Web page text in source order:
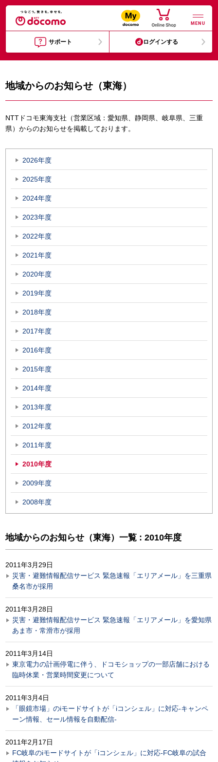
MENU
サポート ログインする
地域からのお知らせ（東海）
NTTドコモ東海支社（営業区域：愛知県、静岡県、岐阜県、三重
県）からのお知らせを掲載しております。
2026年度
2025年度
2024年度
2023年度
2022年度
2021年度
2020年度
2019年度
2018年度
2017年度
2016年度
2015年度
2014年度
2013年度
2012年度
2011年度
2010年度
2009年度
2008年度
地域からのお知らせ（東海）一覧 : 2010年度
2011年3月29日
災害・避難情報配信サービス 緊急速報「エリアメール」を三重県
桑名市が採用
2011年3月28日
災害・避難情報配信サービス 緊急速報「エリアメール」を愛知県
あま市・常滑市が採用
2011年3月14日
東京電力の計画停電に伴う、ドコモショップの一部店舗における
臨時休業・営業時間変更について
2011年3月4日
「眼鏡市場」のiモードサイトが「iコンシェル」に対応-キャンペ
ーン情報、セール情報を自動配信-
2011年2月17日
FC岐阜のiモードサイトが「iコンシェル」に対応-FC岐阜の試合